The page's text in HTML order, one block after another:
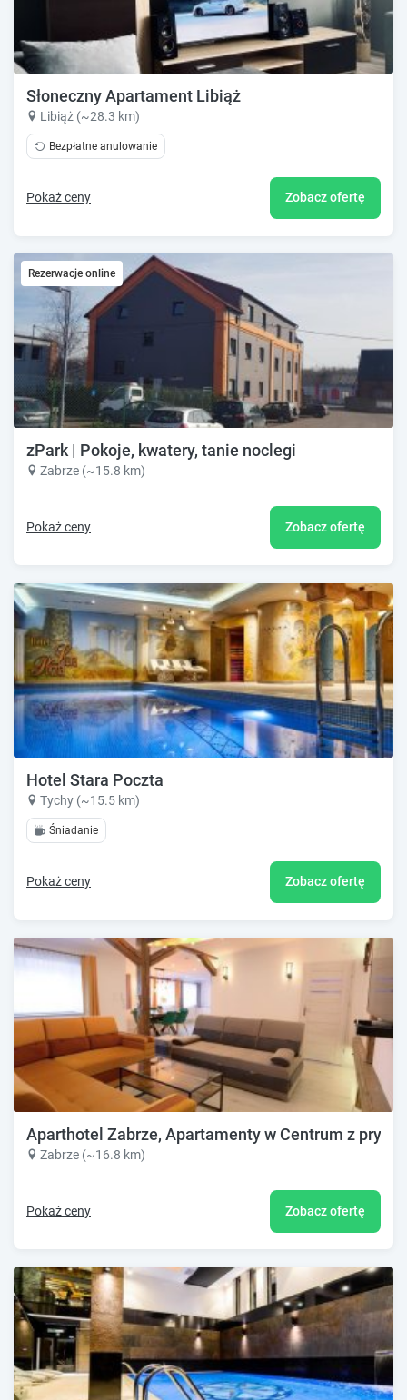
Słoneczny Apartament Libiąż
Libiąż (~28.3 km)
Bezpłatne anulowanie
Pokaż ceny Zobacz ofertę
Rezerwacje online
zPark | Pokoje, kwatery, tanie noclegi
Zabrze (~15.8 km)
Pokaż ceny Zobacz ofertę
Hotel Stara Poczta
Tychy (~15.5 km)
Śniadanie
Pokaż ceny Zobacz ofertę
Aparthotel Zabrze, Apartamenty w Centrum z
Zabrze (~16.8 km)
Pokaż ceny Zobacz ofertę